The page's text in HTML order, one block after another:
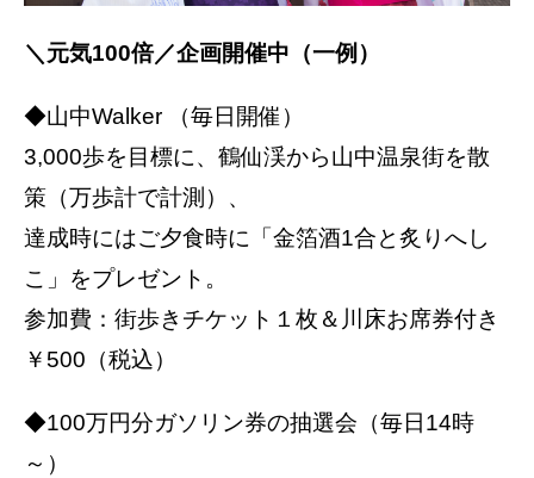
＼元気100倍／企画開催中（一例）
◆山中Walker （毎日開催）
3,000歩を目標に、鶴仙渓から山中温泉街を散
策（万歩計で計測）、
達成時にはご夕食時に「金箔酒1合と炙りへし
こ」をプレゼント。
参加費：街歩きチケット１枚＆川床お席券付き
￥500（税込）
◆100万円分ガソリン券の抽選会（毎日14時
～）